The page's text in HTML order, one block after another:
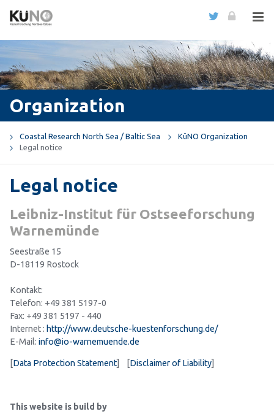
Organization
Coastal Research North Sea / Baltic Sea
KüNO Organization
Legal notice
Legal notice
Leibniz-Institut für Ostseeforschung
Warnemünde
Seestraße 15
D-18119 Rostock
Kontakt:
Telefon: +49 381 5197-0
Fax: +49 381 5197 - 440
Internet : http://www.deutsche-kuestenforschung.de/
E-Mail: info@io-warnemuende.de
[Data Protection Statement] [Disclaimer of Liability]
This website is build by